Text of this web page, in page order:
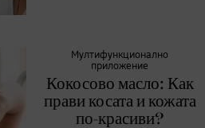
Мултифункционално
приложение
Кокосово масло: Как
прави косата и кожата
по-красиви?